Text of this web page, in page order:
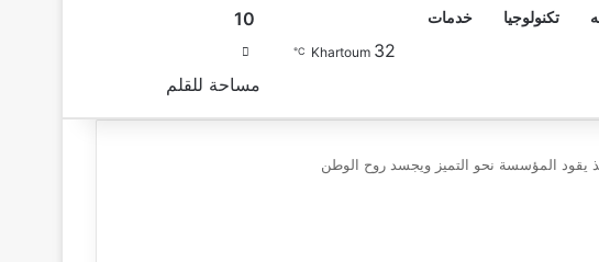
تكنولوجيا خدمات
Khartoum 32
℃ بحث عن
10
مساحة للقلم
يقود المؤسسة نحو التميز ويجسد روح الوطن